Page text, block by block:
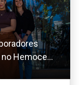
Hemoce...